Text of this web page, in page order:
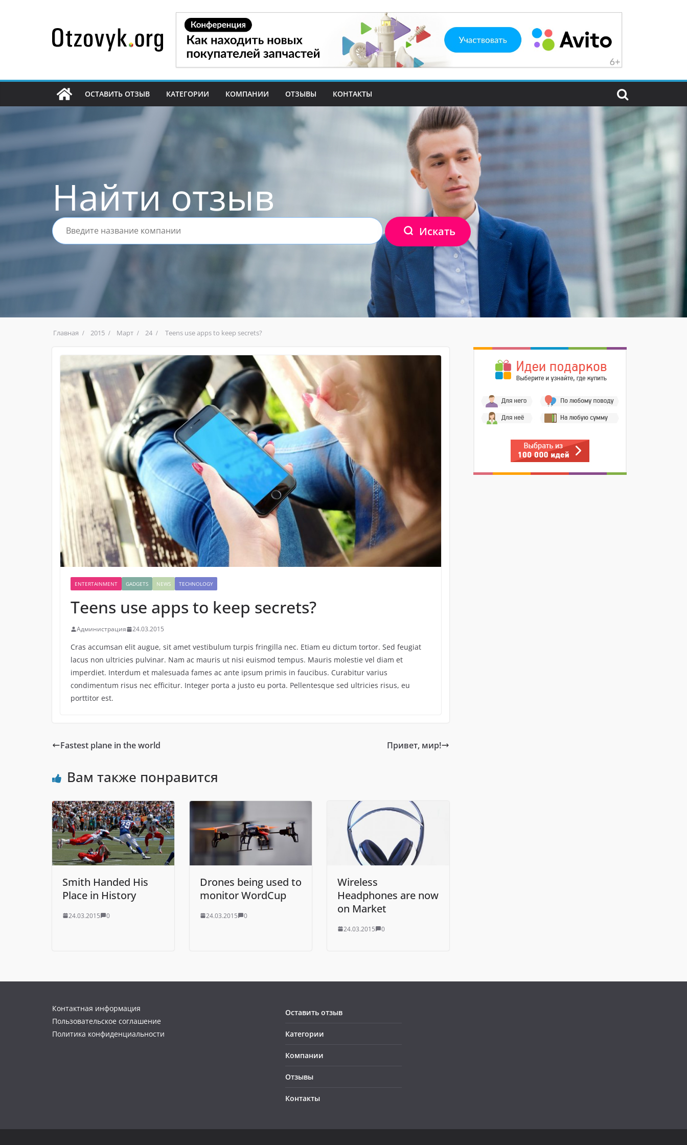
содержимому
ОСТАВИТЬ ОТЗЫВ КАТЕГОРИИ КОМПАНИИ ОТЗЫВЫ КОНТАКТЫ
Найти отзыв
Искать
Главная 2015 Март 24 Teens use apps to keep secrets?
ENTERTAINMENT GADGETS NEWS TECHNOLOGY
Teens use apps to keep secrets?
Администрация 24.03.2015
Cras accumsan elit augue, sit amet vestibulum turpis fringilla nec. Etiam eu dictum tortor. Sed feugiat
lacus non ultricies pulvinar. Nam ac mauris ut nisi euismod tempus. Mauris molestie vel diam et
imperdiet. Interdum et malesuada fames ac ante ipsum primis in faucibus. Curabitur varius
condimentum risus nec efficitur. Integer porta a justo eu porta. Pellentesque sed ultricies risus, eu
porttitor est.
Fastest plane in the world Привет, мир!
Вам также понравится
Smith Handed His
Place in History
24.03.2015 0
Drones being used to
monitor WordCup
24.03.2015 0
Wireless
Headphones are now
on Market
24.03.2015 0
Контактная информация
Пользовательское соглашение
Политика конфиденциальности
Оставить отзыв
Категории
Компании
Отзывы
Контакты